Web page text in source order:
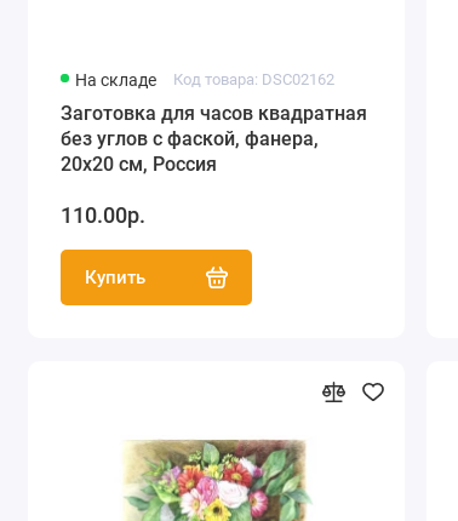
На складе Код товара: DSC02162
Заготовка для часов квадратная
без углов с фаской, фанера,
20х20 см, Россия
110.00р.
Купить